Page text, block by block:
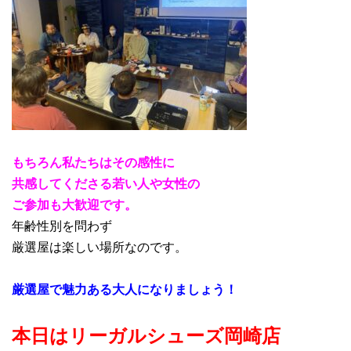
もちろん私たちはその感性に
共感してくださる若い人や女性の
ご参加も大歓迎です。
年齢性別を問わず
厳選屋は楽しい場所なのです。
厳選屋で魅力ある大人になりましょう！
本日はリーガルシューズ岡崎店